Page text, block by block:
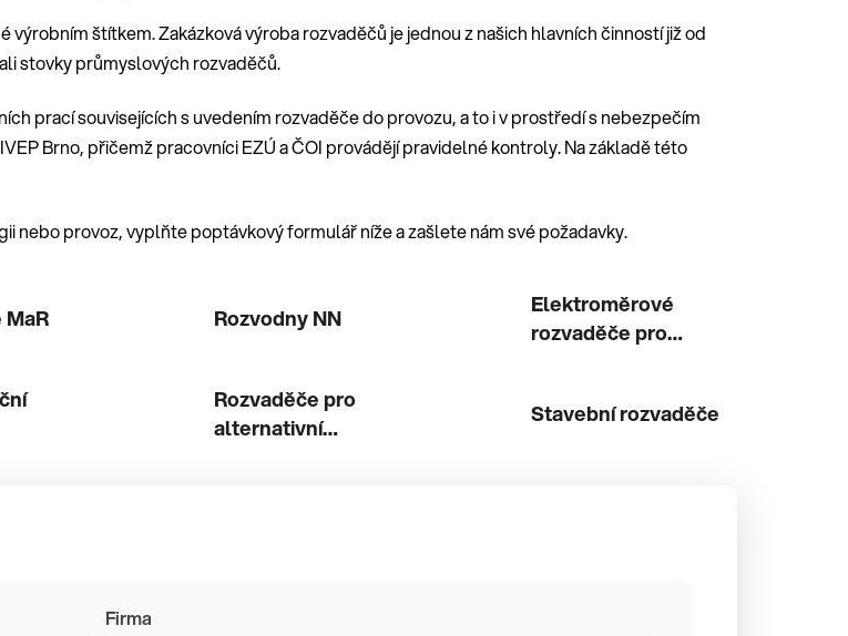
štítkem. Zakázková výroba rozvaděčů je jednou z našich hlavních činností již od
stovky průmyslových rozvaděčů.
prací souvisejících s uvedením rozvaděče do provozu, a to i v prostředí s nebezpečím
Brno, přičemž pracovníci EZÚ a ČOI provádějí pravidelné kontroly. Na základě této
provoz, vyplňte poptávkový formulář níže a zašlete nám své požadavky.
Rozvodny NN
Elektroměrové
rozvaděče pro
Rozvaděče pro
alternativní
Stavební rozvaděče
Firma